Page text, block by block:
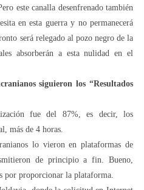
este canalla desenfrenado también
en esta guerra y no permanecerá
será relegado al pozo negro de la
absorberán a esta nulidad en el
siguieron los “Resultados
fue del 87%, es decir, los
más de 4 horas.
lo vieron en plataformas de
de principio a fin. Bueno,
por proporcionar la plataforma.